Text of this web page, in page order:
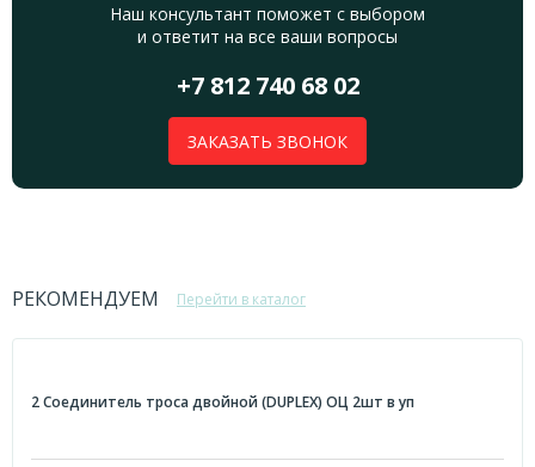
Наш консультант поможет с выбором
и ответит на все ваши вопросы
+7 812 740 68 02
ЗАКАЗАТЬ ЗВОНОК
РЕКОМЕНДУЕМ Перейти в каталог
2 Соединитель троса двойной (DUPLEX) ОЦ 2шт в уп